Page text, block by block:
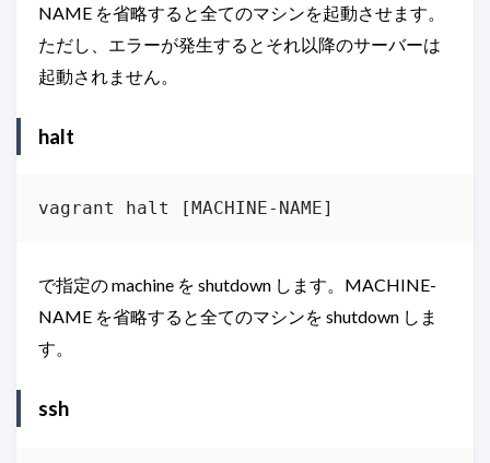
NAME を省略すると全てのマシンを起動させます。
ただし、エラーが発生するとそれ以降のサーバーは
起動されません。
halt
vagrant halt [MACHINE-NAME]
で指定の machine を shutdown します。MACHINE-
NAME を省略すると全てのマシンを shutdown しま
す。
ssh